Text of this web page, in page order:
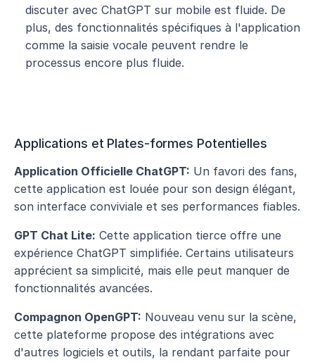
discuter avec ChatGPT sur mobile est fluide. De
plus, des fonctionnalités spécifiques à l'application
comme la saisie vocale peuvent rendre le
processus encore plus fluide.
Applications et Plates-formes Potentielles
Application Officielle ChatGPT: Un favori des fans,
cette application est louée pour son design élégant,
son interface conviviale et ses performances fiables.
GPT Chat Lite: Cette application tierce offre une
expérience ChatGPT simplifiée. Certains utilisateurs
apprécient sa simplicité, mais elle peut manquer de
fonctionnalités avancées.
Compagnon OpenGPT: Nouveau venu sur la scène,
cette plateforme propose des intégrations avec
d'autres logiciels et outils, la rendant parfaite pour